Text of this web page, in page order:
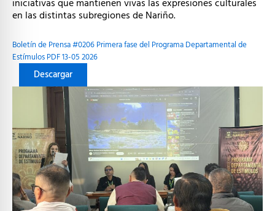
iniciativas que mantienen vivas las expresiones culturales
en las distintas subregiones de Nariño.
Boletín de Prensa #0206 Primera fase del Programa Departamental de
Estímulos PDF 13-05 2026
Descargar